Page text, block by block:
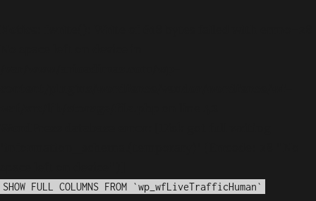
SHOW FULL COLUMNS FROM `wp_wfLiveTrafficHuman`